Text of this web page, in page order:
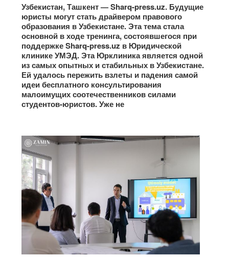
Узбекистан, Ташкент — Sharq-press.uz. Будущие
юристы могут стать драйвером правового
образования в Узбекистане. Эта тема стала
основной в ходе тренинга, состоявшегося при
поддержке Sharq-press.uz в Юридической
клинике УМЭД. Эта Юрклиника является одной
из самых опытных и стабильных в Узбекистане.
Ей удалось пережить взлеты и падения самой
идеи бесплатного консультирования
малоимущих соотечественников силами
студентов-юристов. Уже не